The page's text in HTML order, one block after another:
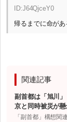
ID:J64QjceY0
帰るまでに命が
関連記事
副首都は「旭川
京と同時被災が
「副首都」構想関